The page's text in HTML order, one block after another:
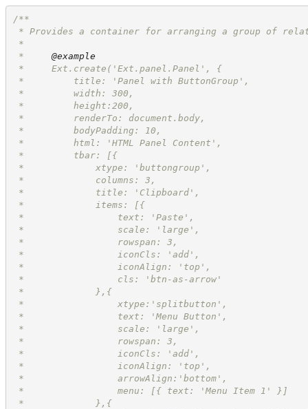
/**
* Provides a container for arranging a group of
*
* @example
*     Ext.create('Ext.panel.Panel', {
*         title: 'Panel with ButtonGroup',
*         width: 300,
*         height:200,
*         renderTo: document.body,
*         bodyPadding: 10,
*         html: 'HTML Panel Content',
*         tbar: [{
*             xtype: 'buttongroup',
*             columns: 3,
*             title: 'Clipboard',
*             items: [{
*                 text: 'Paste',
*                 scale: 'large',
*                 rowspan: 3,
*                 iconCls: 'add',
*                 iconAlign: 'top',
*                 cls: 'btn-as-arrow'
*             },{
*                 xtype:'splitbutton',
*                 text: 'Menu Button',
*                 scale: 'large',
*                 rowspan: 3,
*                 iconCls: 'add',
*                 iconAlign: 'top',
*                 arrowAlign:'bottom',
*                 menu: [{ text: 'Menu Item 1' }]
*             },{